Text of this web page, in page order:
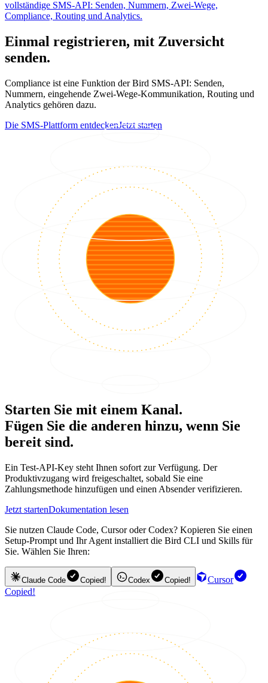
vollständige SMS-API: Senden, Nummern, Zwei-Wege,
Compliance, Routing und Analytics.
Einmal registrieren, mit Zuversicht
senden.
Compliance ist eine Funktion der Bird SMS-API: Senden,
Nummern, eingehende Zwei-Wege-Kommunikation, Routing und
Analytics gehören dazu.
Die SMS-Plattform entdeckenJetzt starten
Starten Sie mit einem Kanal.
Fügen Sie die anderen hinzu, wenn Sie
bereit sind.
Ein Test-API-Key steht Ihnen sofort zur Verfügung. Der
Produktivzugang wird freigeschaltet, sobald Sie eine
Zahlungsmethode hinzufügen und einen Absender verifizieren.
Jetzt startenDokumentation lesen
Sie nutzen Claude Code, Cursor oder Codex? Kopieren Sie einen
Setup-Prompt und Ihr Agent installiert die Bird CLI und Skills für
Sie. Wählen Sie Ihren:
Claude Code Copied! Codex Copied!
Cursor
Copied!